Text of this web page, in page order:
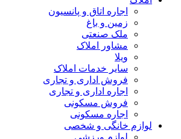
اجاره اتاق و پانسیون
زمین و باغ
ملک صنعتی
مشاور املاک
ویلا
سایر خدمات املاک
فروش اداری و تجاری
اجاره اداری و تجاری
فروش مسکونی
اجاره مسکونی
لوازم خانگی و شخصی